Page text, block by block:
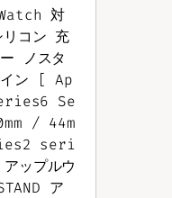
対
コン 充
ノスタ
イン [ Ap
Se
/ 44m
seri
ップルウ
ア